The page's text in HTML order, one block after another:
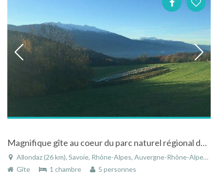
Magnifique gîte au coeur du parc naturel régional des Bauges à Allondaz en Rhône-Alpes
Allondaz (26 km), Savoie, Rhône-Alpes, Auvergne-Rhône-Alpes, France
Gîte
1 chambre 5 personnes